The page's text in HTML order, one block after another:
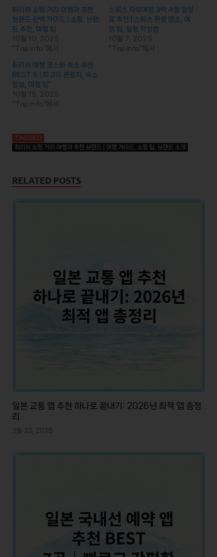
취리히 쇼핑 거리 여행과 추천
브랜드 완벽 가이드 | 쇼핑, 브랜
드 추천, 여행 팁
스위스 자유여행 3박 4일 일정
표 추천 | 스위스 관광 명소, 여
행 팁, 일정 작성법
취리히 여행 코스와 숙소 추천
BEST 5 | 최고의 관광지, 숙소
정보, 여행 팁”
TAGGED
취리히 쇼핑 거리 여행과 추천 브랜드 | 여행 가이드, 쇼핑 팁, 브랜드 소개
RELATED POSTS
일본 교통 앱 추천 하나로 끝내기: 2026년 최적 앱 총정
리
3월 22, 2026